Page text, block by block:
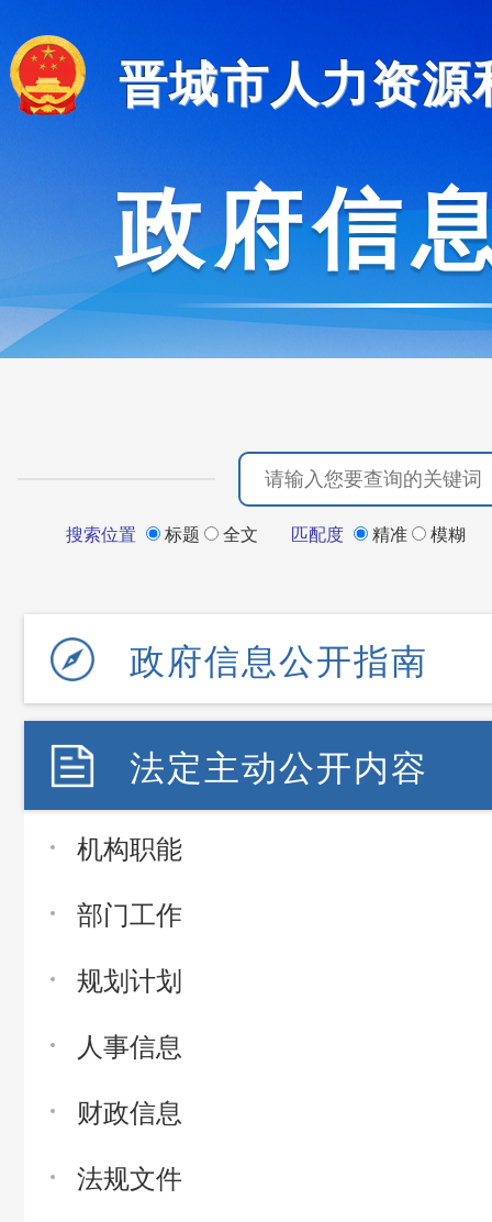
晋城市人力资
政府信
搜索位置 标题 全文 匹配度 精准 模糊
政府信息公开指南
法定主动公开内容
机构职能
部门工作
规划计划
人事信息
财政信息
法规文件